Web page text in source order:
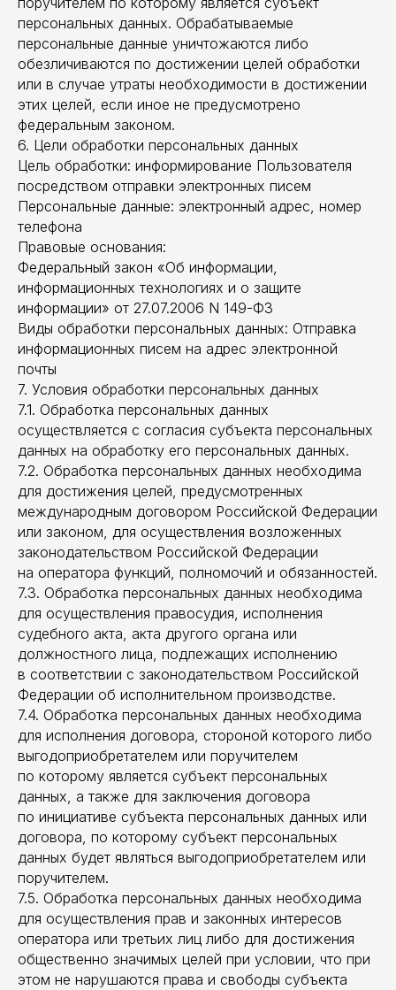
персональных данных. Обрабатываемые
персональные данные уничтожаются либо
обезличиваются по достижении целей обработки
или в случае утраты необходимости в достижении
этих целей, если иное не предусмотрено
федеральным законом.
6. Цели обработки персональных данных
Цель обработки: информирование Пользователя
посредством отправки электронных писем
Персональные данные: электронный адрес, номер
телефона
Правовые основания:
Федеральный закон «Об информации,
информационных технологиях и о защите
информации» от 27.07.2006 N 149-ФЗ
Виды обработки персональных данных: Отправка
информационных писем на адрес электронной
почты
7. Условия обработки персональных данных
7.1. Обработка персональных данных
осуществляется с согласия субъекта персональных
данных на обработку его персональных данных.
7.2. Обработка персональных данных необходима
для достижения целей, предусмотренных
международным договором Российской Федерации
или законом, для осуществления возложенных
законодательством Российской Федерации
на оператора функций, полномочий и обязанностей.
7.3. Обработка персональных данных необходима
для осуществления правосудия, исполнения
судебного акта, акта другого органа или
должностного лица, подлежащих исполнению
в соответствии с законодательством Российской
Федерации об исполнительном производстве.
7.4. Обработка персональных данных необходима
для исполнения договора, стороной которого либо
выгодоприобретателем или поручителем
по которому является субъект персональных
данных, а также для заключения договора
по инициативе субъекта персональных данных или
договора, по которому субъект персональных
данных будет являться выгодоприобретателем или
поручителем.
7.5. Обработка персональных данных необходима
для осуществления прав и законных интересов
оператора или третьих лиц либо для достижения
общественно значимых целей при условии, что при
этом не нарушаются права и свободы субъекта